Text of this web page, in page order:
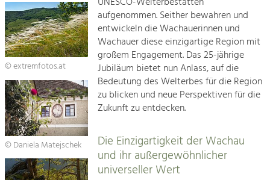
Social Affairs, Education
& Identity
Equality, Youth and Integration.
Mobility & Energy
Climate Change, Public Transport and
Renewable Energy.
Economy
Increase in Regional Value Added.
© extremfotos.at
© Daniela Matejschek
aufgenommen. Seither bewahren und
entwickeln die Wachauerinnen und
Wachauer diese einzigartige Region mit
großem Engagement. Das 25-jährige
Jubiläum bietet nun Anlass, auf die
Bedeutung des Welterbes für die Region
zu blicken und neue Perspektiven für die
Zukunft zu entdecken.
Die Einzigartigkeit der Wachau
und ihr außergewöhnlicher
universeller Wert